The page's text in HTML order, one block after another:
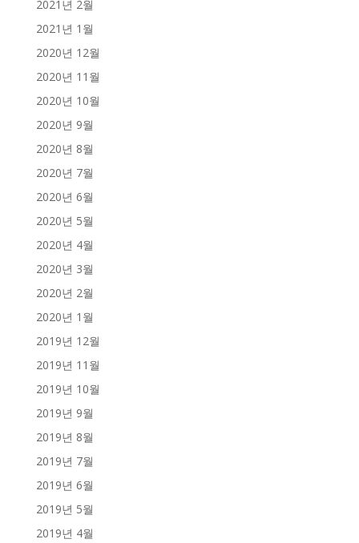
2021년 2월
2021년 1월
2020년 12월
2020년 11월
2020년 10월
2020년 9월
2020년 8월
2020년 7월
2020년 6월
2020년 5월
2020년 4월
2020년 3월
2020년 2월
2020년 1월
2019년 12월
2019년 11월
2019년 10월
2019년 9월
2019년 8월
2019년 7월
2019년 6월
2019년 5월
2019년 4월